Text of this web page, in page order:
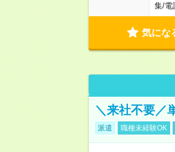
集/電
気にな
＼来社不要／
派遣 職種未経験OK